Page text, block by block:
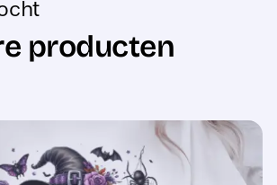
producten